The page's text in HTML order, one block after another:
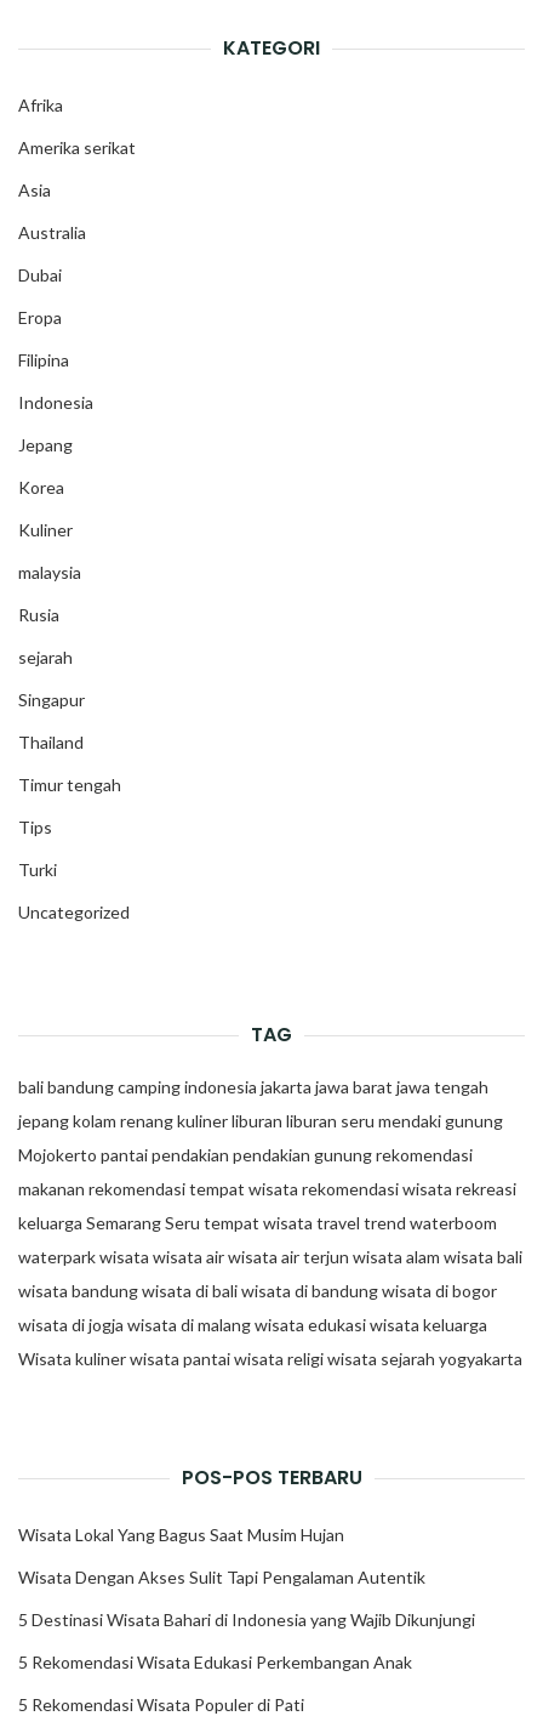
KATEGORI
Afrika
Amerika serikat
Asia
Australia
Dubai
Eropa
Filipina
Indonesia
Jepang
Korea
Kuliner
malaysia
Rusia
sejarah
Singapur
Thailand
Timur tengah
Tips
Turki
Uncategorized
TAG
balibandungcampingindonesia jakarta jawa barat jawa tengah
jepangkolam renangkulinerliburan liburan seru mendaki gunung
Mojokerto pantaipendakian pendakian gunungrekomendasi
makanan rekomendasi tempat wisata rekomendasi wisata rekreasi
keluarga SemarangSeru tempat wisata travel trend waterboom
waterparkwisata wisata airwisata air terjun wisata alam wisata bali
wisata bandungwisata di baliwisata di bandungwisata di bogor
wisata di jogja wisata di malangwisata edukasiwisata keluarga
Wisata kulinerwisata pantaiwisata religiwisata sejarah yogyakarta
POS-POS TERBARU
Wisata Lokal Yang Bagus Saat Musim Hujan
Wisata Dengan Akses Sulit Tapi Pengalaman Autentik
5 Destinasi Wisata Bahari di Indonesia yang Wajib Dikunjungi
5 Rekomendasi Wisata Edukasi Perkembangan Anak
5 Rekomendasi Wisata Populer di Pati